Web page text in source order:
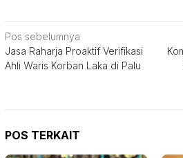
Navigasi
pos
Pos sebelumnya
Jasa Raharja Proaktif Verifikasi
Ahli Waris Korban Laka di Palu
POS TERKAIT